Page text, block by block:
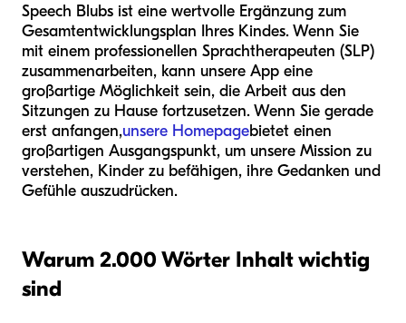
Speech Blubs ist eine wertvolle Ergänzung zum
Gesamtentwicklungsplan Ihres Kindes. Wenn Sie
mit einem professionellen Sprachtherapeuten (SLP)
zusammenarbeiten, kann unsere App eine
großartige Möglichkeit sein, die Arbeit aus den
Sitzungen zu Hause fortzusetzen. Wenn Sie gerade
erst anfangen,unsere Homepagebietet einen
großartigen Ausgangspunkt, um unsere Mission zu
verstehen, Kinder zu befähigen, ihre Gedanken und
Gefühle auszudrücken.
Warum 2.000 Wörter Inhalt wichtig
sind